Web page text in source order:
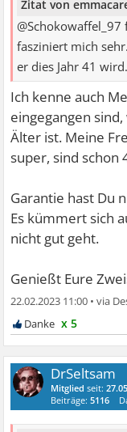
Zitat von
fasziniert mich
er dies Jahr 41 wird.
Ich kenne auch
eingegangen
Älter ist. Meine
super, sind schon
Garantie hast Du
Es kümmert sich
nicht gut geht.
Genießt Eure
22.02.2023 11:00 •
x 5
DrSeltsam
Mitglied seit:
Beiträge:5116